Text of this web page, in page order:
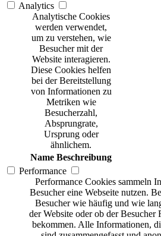
Analytics
Analytische Cookies
werden verwendet,
um zu verstehen, wie
Besucher mit der
Website interagieren.
Diese Cookies helfen
bei der Bereitstellung
von Informationen zu
Metriken wie
Besucherzahl,
Absprungrate,
Ursprung oder
ähnlichem.
Name Beschreibung
Performance
Performance Cookies sammeln
Besucher eine Webseite nutzen.
Besucher wie häufig und wie
der Website oder ob der Besucher
bekommen. Alle Informationen,